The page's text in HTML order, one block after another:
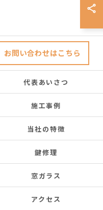
お問い合わせはこちら
代表あいさつ
施工事例
当社の特徴
鍵修理
窓ガラス
アクセス